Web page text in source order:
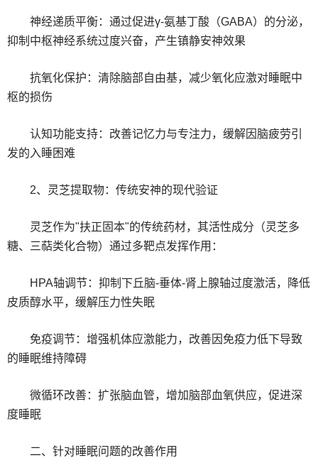
神经递质平衡：通过促进γ-氨基丁酸（GABA）的分泌，
抑制中枢神经系统过度兴奋，产生镇静安神效果
抗氧化保护：清除脑部自由基，减少氧化应激对睡眠中
枢的损伤
认知功能支持：改善记忆力与专注力，缓解因脑疲劳引
发的入睡困难
2、灵芝提取物：传统安神的现代验证
灵芝作为"扶正固本"的传统药材，其活性成分（灵芝多
糖、三萜类化合物）通过多靶点发挥作用：
HPA轴调节：抑制下丘脑-垂体-肾上腺轴过度激活，降低
皮质醇水平，缓解压力性失眠
免疫调节：增强机体应激能力，改善因免疫力低下导致
的睡眠维持障碍
微循环改善：扩张脑血管，增加脑部血氧供应，促进深
度睡眠
二、针对睡眠问题的改善作用